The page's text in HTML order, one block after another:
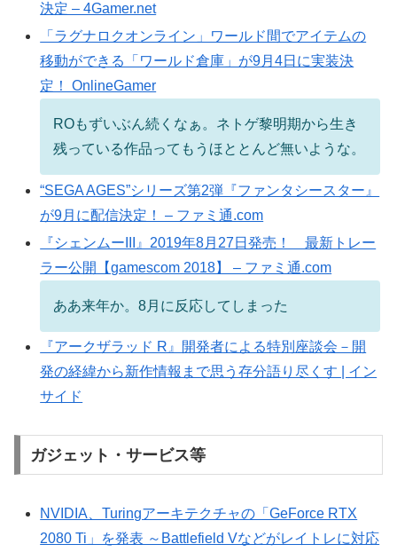
決定 – 4Gamer.net
「ラグナロクオンライン」ワールド間でアイテムの
移動ができる「ワールド倉庫」が9月4日に実装決
定！ OnlineGamer
ROもずいぶん続くなぁ。ネトゲ黎明期から生き
残っている作品ってもうほととんど無いような。
“SEGA AGES”シリーズ第2弾『ファンタシースター』
が9月に配信決定！ – ファミ通.com
『シェンムーIII』2019年8月27日発売！ 最新トレー
ラー公開【gamescom 2018】 – ファミ通.com
ああ来年か。8月に反応してしまった
『アークザラッド R』開発者による特別座談会－開
発の経緯から新作情報まで思う存分語り尽くす | イン
サイド
ガジェット・サービス等
NVIDIA、Turingアーキテクチャの「GeForce RTX
2080 Ti」を発表 ～Battlefield Vなどがレイトレに対応